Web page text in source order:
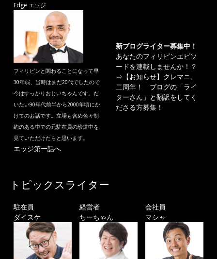
Edge エッジ
フィリピンと関わることになって早
30年弱、当時はまだ20代でしたので
今はすっかりおじいちゃんです。だ
いたい90年代前半から2000年頃にか
けてのお話です。立場も含め色々制
約のある中での元駐在員の珍道中を
見ていただけたらと思います。
エッジ第一話へ
新ブログライター募集中！
あなたのフィリピンエピソ
ードを連載しませんか！？
⇒ 【お知らせ】クレマニ、
二周年！ ブログの「ライ
ターさん」と翻訳をしてく
ださる方募集！
トピックスライター
駐在員
ダイスケ
経営者
ちーちゃん
会社員
マシャ